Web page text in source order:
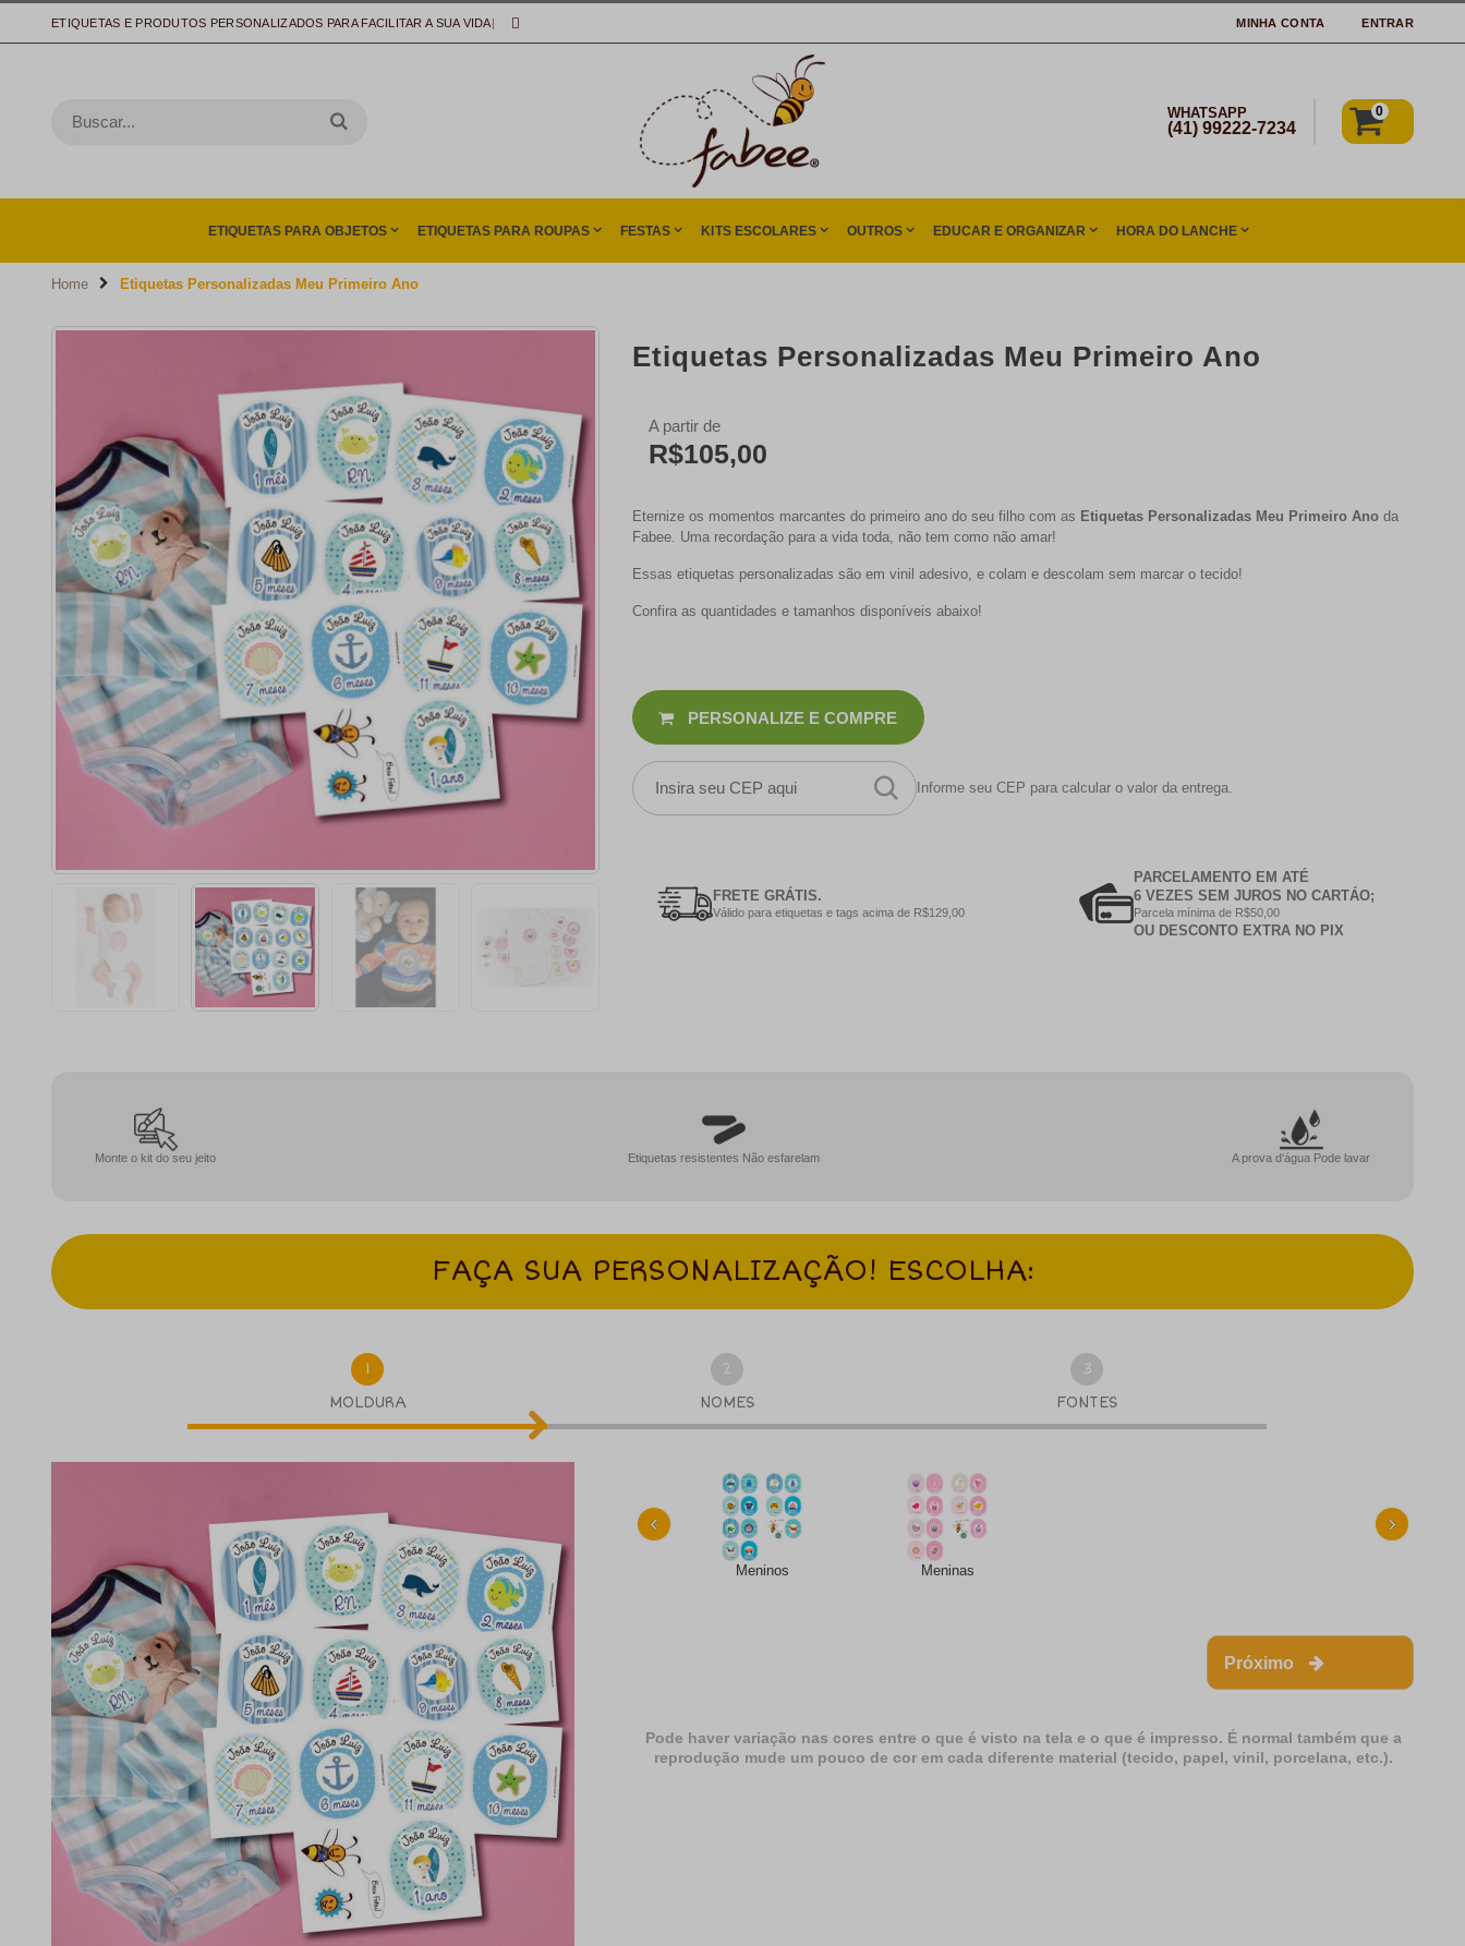
MINHA CONTA ENTRAR
ETIQUETAS E PRODUTOS PERSONALIZADOS PARA FACILITAR A SUA VIDA|
WHATSAPP
(41) 99222-7234
0
ETIQUETAS PARA OBJETOS ETIQUETAS PARA ROUPAS FESTAS KITS ESCOLARES OUTROS EDUCAR E ORGANIZAR HORA DO LANCHE
Home Etiquetas Personalizadas Meu Primeiro Ano
Etiquetas Personalizadas Meu Primeiro Ano
A partir de
R$105,00
Eternize os momentos marcantes do primeiro ano do seu filho com as Etiquetas Personalizadas Meu Primeiro Ano da
Fabee. Uma recordação para a vida toda, não tem como não amar!
Essas etiquetas personalizadas são em vinil adesivo, e colam e descolam sem marcar o tecido!
Confira as quantidades e tamanhos disponíveis abaixo!
PERSONALIZE E COMPRE
Informe seu CEP para calcular o valor da entrega.
FRETE GRÁTIS.
Válido para etiquetas e tags acima de R$129,00
PARCELAMENTO EM ATÉ
6 VEZES SEM JUROS NO CARTÁO;
Parcela mínima de R$50,00
OU DESCONTO EXTRA NO PIX
Monte o kit do seu jeito Etiquetas resistentes Não esfarelam A prova d'água Pode lavar
FAÇA SUA PERSONALIZAÇÃO! ESCOLHA:
1
MOLDURA
2
NOMES
3
FONTES
Meninos Meninas
‹ ›
Próximo
Pode haver variação nas cores entre o que é visto na tela e o que é impresso. É normal também que a
reprodução mude um pouco de cor em cada diferente material (tecido, papel, vinil, porcelana, etc.).